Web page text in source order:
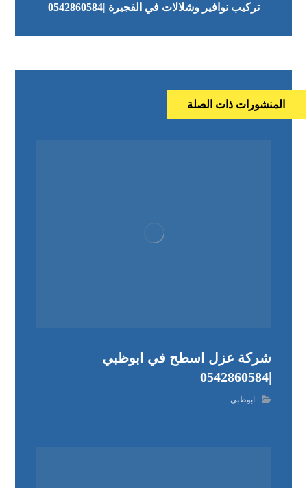
تركيب نوافير وشلالات في الفجيرة |0542860584
المنشورات ذات الصلة
شركة عزل اسطح في ابوظبي
|0542860584
ابوظبي